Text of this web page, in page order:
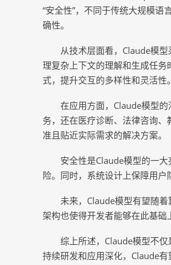
“安全性”，不同于传统大规模
确性。
从技术层面看，Claude模
理复杂上下文的理解和生成任
式，提升交互的多样性和灵活性。
在应用方面，Claude模型
务，还在医疗诊断、法律咨询
准且贴近实际需求的解决方案。
安全性是Claude模型的一
险。同时，系统设计上保障用
未来，Claude模型有望随
架构也使得开发者能够在此基
综上所述，Claude模型不
持续研发和应用深化，Claude